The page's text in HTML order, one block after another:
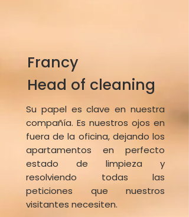
Francy
Head of cleaning
Su papel es clave en nuestra
compañía. Es nuestros ojos en
fuera de la oficina, dejando los
apartamentos en perfecto
estado de limpieza y
resolviendo todas las
peticiones que nuestros
visitantes necesiten.